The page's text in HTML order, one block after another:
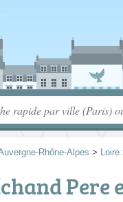
Rhône-Alpes > Loire
Pere